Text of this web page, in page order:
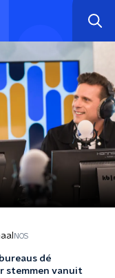
NOS
dé
stemmen vanuit